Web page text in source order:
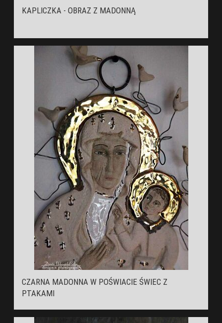
KAPLICZKA - OBRAZ Z MADONNĄ
CZARNA MADONNA W POŚWIACIE ŚWIEC Z
PTAKAMI